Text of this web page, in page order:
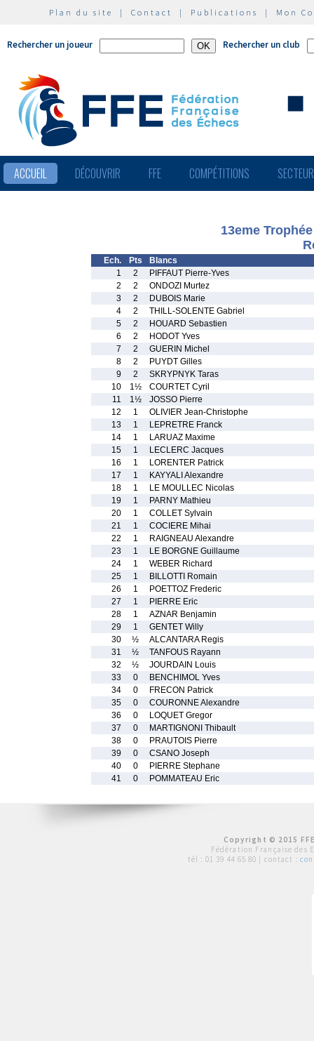
Plan du site | Contact | Publications | Mon
Rechercher un joueur Rechercher un club
ACCUEIL DÉCOUVRIR FFE COMPÉTITIONS
13eme
Ech. Pts
Blancs
1
2
PIFFAUT Pierre-Yves
2
2
ONDOZI Murtez
3
2
DUBOIS Marie
4
2
THILL-SOLENTE Gabriel
5
2
HOUARD Sebastien
6
2
HODOT Yves
7
2
GUERIN Michel
8
2
PUYDT Gilles
9
2
SKRYPNYK Taras
10
1½
COURTET Cyril
11
1½
JOSSO Pierre
12
1
OLIVIER Jean-Christophe
13
1
LEPRETRE Franck
14
1
LARUAZ Maxime
15
1
LECLERC Jacques
16
1
LORENTER Patrick
17
1
KAYYALI Alexandre
18
1
LE MOULLEC Nicolas
19
1
PARNY Mathieu
20
1
COLLET Sylvain
21
1
COCIERE Mihai
22
1
RAIGNEAU Alexandre
23
1
LE BORGNE Guillaume
24
1
WEBER Richard
25
1
BILLOTTI Romain
26
1
POETTOZ Frederic
27
1
PIERRE Eric
28
1
AZNAR Benjamin
29
1
GENTET Willy
30
½
ALCANTARA Regis
31
½
TANFOUS Rayann
32
½
JOURDAIN Louis
33
0
BENCHIMOL Yves
34
0
FRECON Patrick
35
0
COURONNE Alexandre
36
0
LOQUET Gregor
37
0
MARTIGNONI Thibault
38
0
PRAUTOIS Pierre
39
0
CSANO Joseph
40
0
PIERRE Stephane
41
0 POMMATEAU Eric
Copyright © 2015
Fédération Française des
tél : 01 39 44 65 80 | contact :